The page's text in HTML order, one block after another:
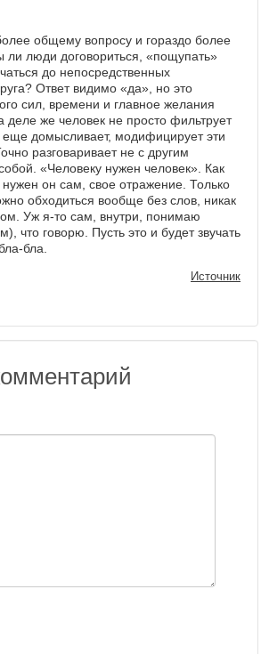
общему вопросу и гораздо более
ли люди договориться, «пощупать»
до непосредственных
Ответ видимо «да», но это
сил, времени и главное желания
деле же человек не просто фильтрует
еще домысливает, модифицирует эти
разговаривает не с другим
«Человеку нужен человек». Как
он сам, свое отражение. Только
обходиться вообще без слов, никак
Уж я-то сам, внутри, понимаю
что говорю. Пусть это и будет звучать
бла.
Источник